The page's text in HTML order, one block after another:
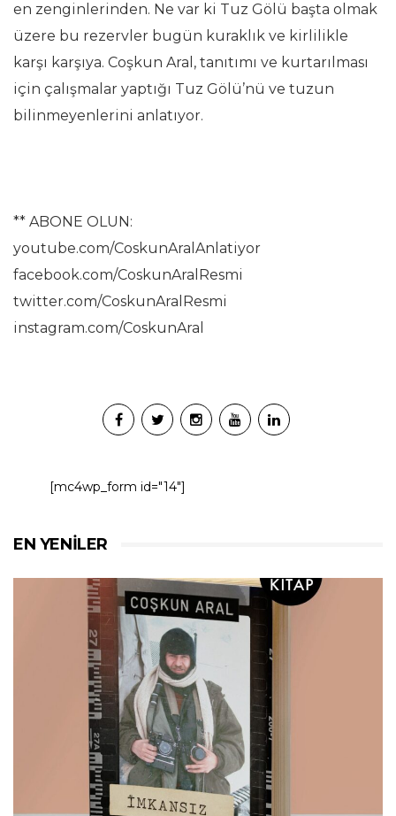
en zenginlerinden. Ne var ki Tuz Gölü başta olmak
üzere bu rezervler bugün kuraklık ve kirlilikle
karşı karşıya. Coşkun Aral, tanıtımı ve kurtarılması
için çalışmalar yaptığı Tuz Gölü’nü ve tuzun
bilinmeyenlerini anlatıyor.
** ABONE OLUN:
youtube.com/CoskunAralAnlatiyor
facebook.com/CoskunAralResmi
twitter.com/CoskunAralResmi
instagram.com/CoskunAral
[mc4wp_form id="14"]
EN YENILER